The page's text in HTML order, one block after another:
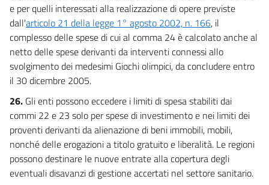
e per quelli interessati alla realizzazione di opere previste
dall'articolo 21 della legge 1° agosto 2002, n. 166, il
complesso delle spese di cui al comma 24 è calcolato anche al
netto delle spese derivanti da interventi connessi allo
svolgimento dei medesimi Giochi olimpici, da concludere entro
il 30 dicembre 2005.
26. Gli enti possono eccedere i limiti di spesa stabiliti dai
commi 22 e 23 solo per spese di investimento e nei limiti dei
proventi derivanti da alienazione di beni immobili, mobili,
nonché delle erogazioni a titolo gratuito e liberalità. Le regioni
possono destinare le nuove entrate alla copertura degli
eventuali disavanzi di gestione accertati nel settore sanitario.